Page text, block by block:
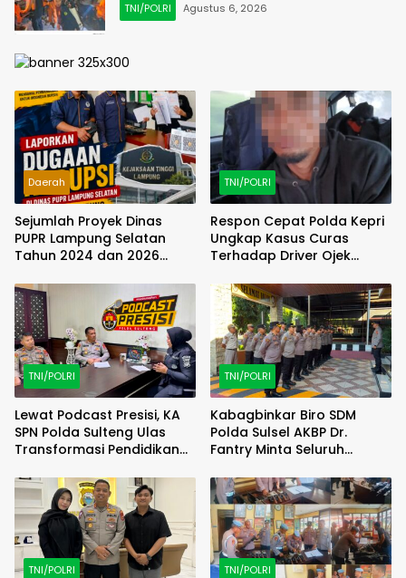
TNI/POLRI Agustus 6, 2026
Daerah
Sejumlah Proyek Dinas
PUPR Lampung Selatan
Tahun 2024 dan 2026
KEJATI Lampung
TNI/POLRI
Respon Cepat Polda Kepri
Ungkap Kasus Curas
Terhadap Driver Ojek
Berhasil Diamankan
TNI/POLRI
Lewat Podcast Presisi, KA
SPN Polda Sulteng Ulas
Transformasi Pendidikan
TNI/POLRI
Kabagbinkar Biro SDM
Polda Sulsel AKBP Dr.
Fantry Minta Seluruh
Debu
TNI/POLRI TNI/POLRI